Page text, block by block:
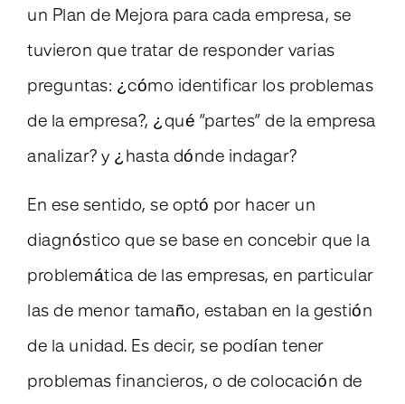
un Plan de Mejora para cada empresa, se
tuvieron que tratar de responder varias
preguntas: ¿cómo identificar los problemas
de la empresa?, ¿qué “partes” de la empresa
analizar? y ¿hasta dónde indagar?
En ese sentido, se optó por hacer un
diagnóstico que se base en concebir que la
problemática de las empresas, en particular
las de menor tamaño, estaban en la gestión
de la unidad. Es decir, se podían tener
problemas financieros, o de colocación de